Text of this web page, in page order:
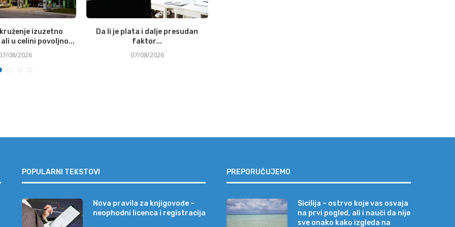
izuzetno
u celini povoljno...
08/2026
Da li je plata i dalje presudan
faktor...
07/08/2026
POPULARNI TEKSTOVI
Nova pravila za knjigovođe –
neophodni licenca i registracija
PREPORUČUJEMO
Sicilija – ostrvo koje vas osvaja
na prvi pogled, ali i nauči da nije
sve onako kako izgleda na